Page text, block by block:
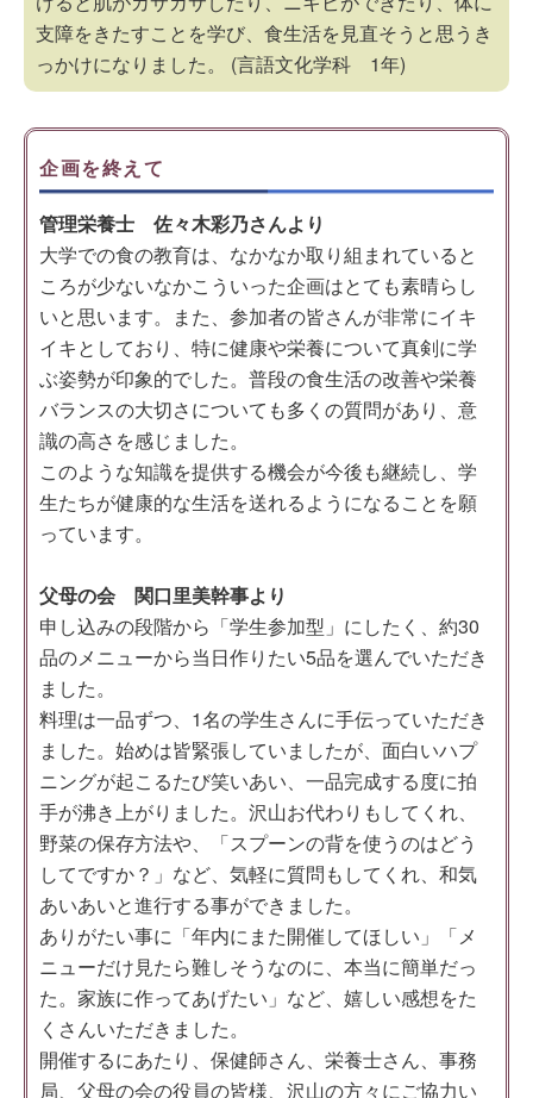
支障をきたすことを学び、食生活を見直そうと思うき
っかけになりました。 (言語文化学科 1年)
企画を終えて
管理栄養士 佐々木彩乃さんより
大学での食の教育は、なかなか取り組まれていると
ころが少ないなかこういった企画はとても素晴らし
いと思います。また、参加者の皆さんが非常にイキ
イキとしており、特に健康や栄養について真剣に学
ぶ姿勢が印象的でした。普段の食生活の改善や栄養
バランスの大切さについても多くの質問があり、意
識の高さを感じました。
このような知識を提供する機会が今後も継続し、学
生たちが健康的な生活を送れるようになることを願
っています。
父母の会 関口里美幹事より
申し込みの段階から「学生参加型」にしたく、約30
品のメニューから当日作りたい5品を選んでいただき
ました。
料理は一品ずつ、1名の学生さんに手伝っていただき
ました。始めは皆緊張していましたが、面白いハプ
ニングが起こるたび笑いあい、一品完成する度に拍
手が沸き上がりました。沢山お代わりもしてくれ、
野菜の保存方法や、「スプーンの背を使うのはどう
してですか？」など、気軽に質問もしてくれ、和気
あいあいと進行する事ができました。
ありがたい事に「年内にまた開催してほしい」「メ
ニューだけ見たら難しそうなのに、本当に簡単だっ
た。家族に作ってあげたい」など、嬉しい感想をた
くさんいただきました。
開催するにあたり、保健師さん、栄養士さん、事務
局、父母の会の役員の皆様、沢山の方々にご協力い